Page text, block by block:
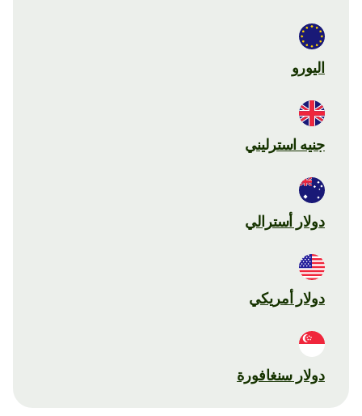
اليورو
جنيه استرليني
دولار أسترالي
دولار أمريكي
دولار سنغافورة